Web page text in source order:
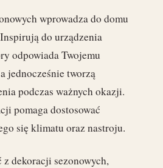
wprowadza do domu
do urządzenia
odpowiada Twojemu
jednocześnie tworzą
podczas ważnych okazji.
pomaga dostosować
się klimatu oraz nastroju.
dekoracji sezonowych,